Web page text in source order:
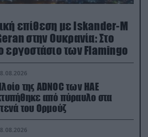
επίθεση με Iskander-M
στην Ουκρανία: Στο
εργοστάσιο των Flamingo
της ADNOC των ΗΑΕ
από πύραυλο στα
του Ορμούζ